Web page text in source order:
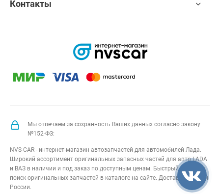
Контакты
Мы отвечаем за сохранность Ваших данных согласно закону
№152-ФЗ:
NVS-CAR - интернет-магазин автозапчастей для автомобилей Лада.
Широкий ассортимент оригинальных запасных частей для авто LADA
и ВАЗ в наличии и под заказ по доступным ценам. Быстрый подбор и
поиск оригинальных запчастей в каталоге на сайте. Доставка по всей
России.